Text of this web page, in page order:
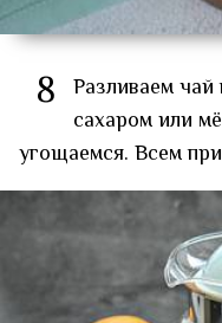
8 Разливаем
сахаром или
угощаемся. Всем